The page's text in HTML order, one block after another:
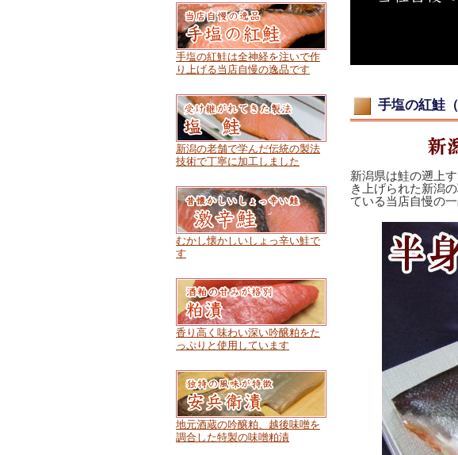
手塩の紅鮭（
新潟県は鮭の遡上
き上げられた新潟
ている当店自慢の一
手塩の紅鮭は全神経を注いで作
り上げる当店自慢の逸品です
新潟の老舗で学んだ伝統の製法
技術で丁寧に加工しました
むかし懐かしいしょっ辛い鮭で
す
香り高く味わい深い吟醸粕をた
っぷりと使用しています
地元酒蔵の吟醸粕、越後味噌を
調合した特製の味噌粕漬